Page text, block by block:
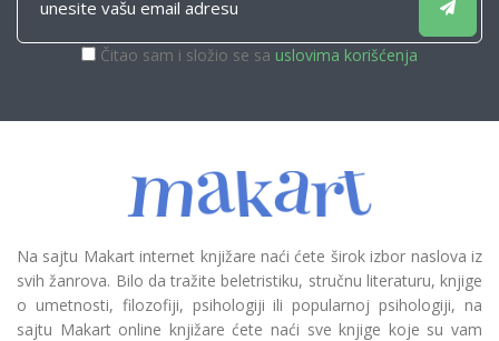
Čitao sam i složio se sa uslovima korišćenja
Na sajtu Makart internet knjižare naći ćete širok izbor naslova iz
svih žanrova. Bilo da tražite beletristiku, stručnu literaturu, knjige
o umetnosti, filozofiji, psihologiji ili popularnoj psihologiji, na
sajtu Makart online knjižare ćete naći sve knjige koje su vam